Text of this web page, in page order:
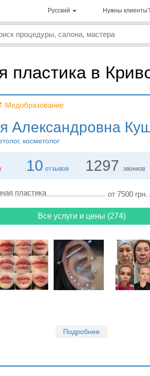
Русский Нужны
пластика в
Медобразование
Александровна
косметолог
10 отзывов 1297звонков
пластика от 7500
Все услуги и цены (274)
Подробнее